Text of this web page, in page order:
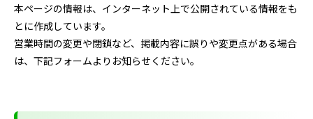
本ページの情報は、インターネット上で公開されている情報をも
とに作成しています。
営業時間の変更や閉鎖など、掲載内容に誤りや変更点がある場合
は、下記フォームよりお知らせください。